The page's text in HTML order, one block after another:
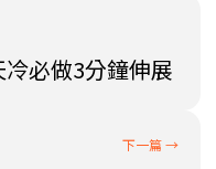
必做3分鐘伸展